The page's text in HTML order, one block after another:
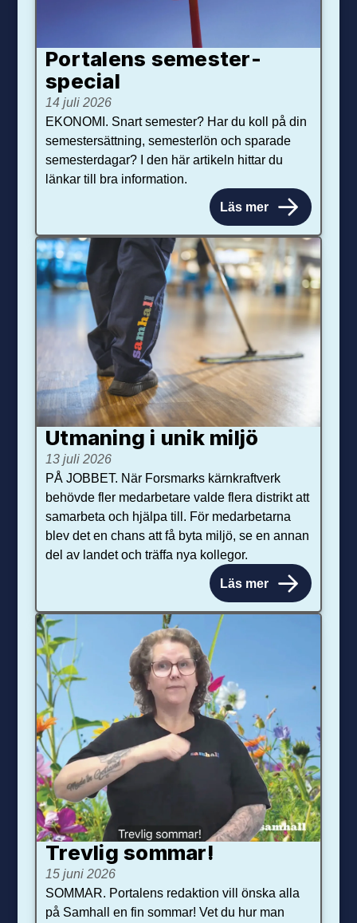
Portalens semester­
special
14 juli 2026
EKONOMI. Snart semester? Har du koll på din
semestersättning, semesterlön och sparade
semesterdagar? I den här artikeln hittar du
länkar till bra information.
Läs mer
Utmaning i unik miljö
13 juli 2026
PÅ JOBBET. När Forsmarks kärnkraftverk
behövde fler medarbetare valde flera distrikt att
samarbeta och hjälpa till. För medarbetarna
blev det en chans att få byta miljö, se en annan
del av landet och träffa nya kollegor.
Läs mer
Trevlig sommar!
15 juni 2026
SOMMAR. Portalens redaktion vill önska alla
på Samhall en fin sommar! Vet du hur man